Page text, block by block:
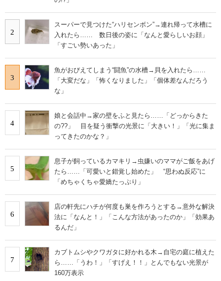
2
スーパーで見つけた“ハリセンボン”→連れ帰って水槽に
入れたら…… 数日後の姿に「なんと愛らしいお顔」
「すごい勢いあった」
3
魚がおびえてしまう“闘魚”の水槽→貝を入れたら……
「大変だな」「怖くなりました」「個体差なんだろう
な」
4
娘と会話中→家の壁をふと見たら……「どっからきた
の??」 目を疑う衝撃の光景に「大きい！」「光に集ま
ってきたのかな？」
5
息子が飼っているカマキリ→虫嫌いのママがご飯をあげ
たら……「可愛いと錯覚し始めた」 “思わぬ反応”に
「めちゃくちゃ愛嬌たっぷり」
6
店の軒先にハチが何度も巣を作ろうとする→意外な解決
法に「なんと！」「こんな方法があったのか」「効果あ
るんだ」
7
カブトムシやクワガタに好かれる木→自宅の庭に植えた
ら……「うわ！」「すげえ！！」とんでもない光景が
160万表示